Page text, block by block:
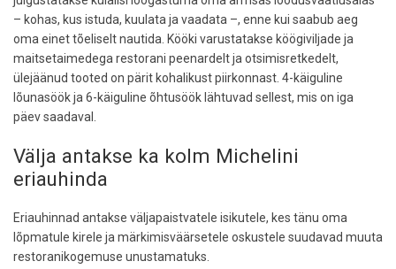
– kohas, kus istuda, kuulata ja vaadata –, enne kui saabub aeg
oma einet tõeliselt nautida. Kööki varustatakse köögiviljade ja
maitsetaimedega restorani peenardelt ja otsimisretkedelt,
ülejäänud tooted on pärit kohalikust piirkonnast. 4-käiguline
lõunasöök ja 6-käiguline õhtusöök lähtuvad sellest, mis on iga
päev saadaval.
Välja antakse ka kolm Michelini
eriauhinda
Eriauhinnad antakse väljapaistvatele isikutele, kes tänu oma
lõpmatule kirele ja märkimisväärsetele oskustele suudavad muuta
restoranikogemuse unustamatuks.